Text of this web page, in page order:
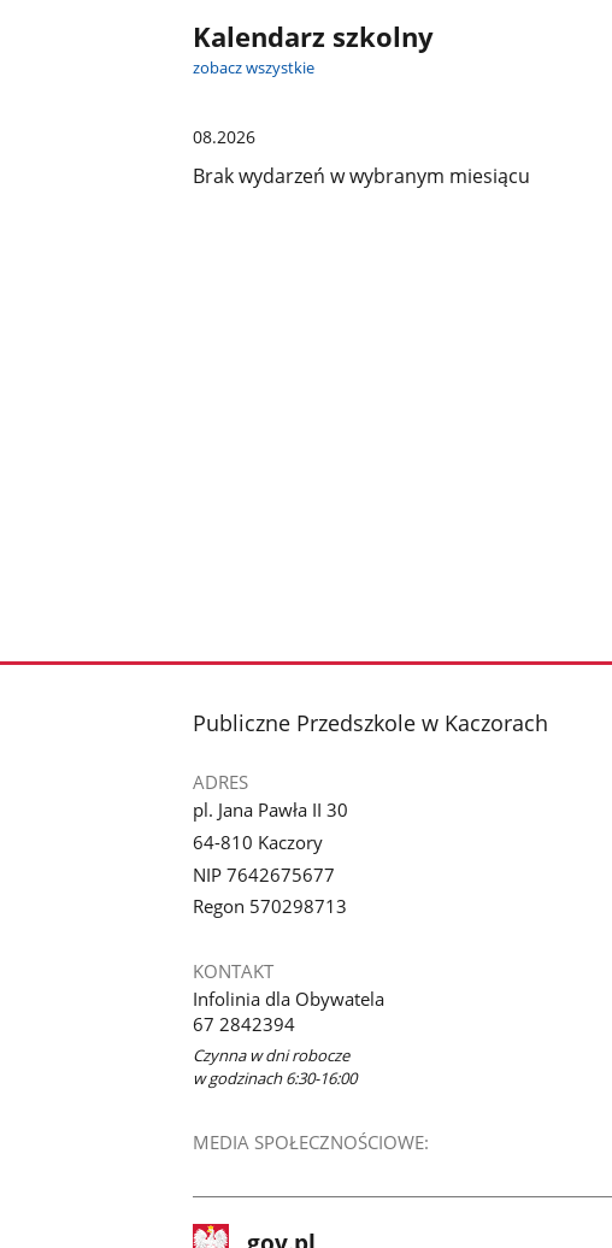
Kalendarz szkolny
zobacz wszystkie
08.2026
Brak wydarzeń w wybranym miesiącu
stopka
Publiczne Przedszkole w Kaczorach
ADRES
pl. Jana Pawła II 30
64-810 Kaczory
NIP 7642675677
Regon 570298713
KONTAKT
Infolinia dla Obywatela
67 2842394
Czynna w dni robocze
w godzinach 6:30-16:00
MEDIA SPOŁECZNOŚCIOWE:
stopkaStrona